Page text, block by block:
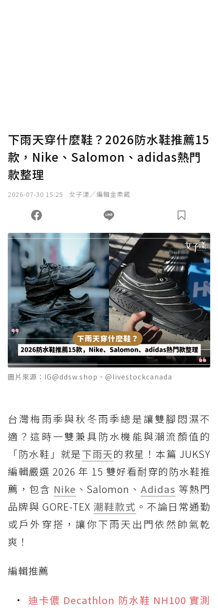
確認送出
您當前剩餘 U 利點數：0點；前往 購買點數
下雨天穿什麼鞋？2026防水鞋推薦15
款，Nike、Salomon、adidas熱門
款整理
2026-07-30 15:25 女子漾／編輯金柔葳
圖片來源：IG@ddsw.shop、@livestockcanada
台灣梅雨季與秋冬雨季總是讓雙腳悶濕不
適？這時一雙兼具防水機能與潮流顏值的
「防水鞋」就是下雨天的救星！本篇 JUKSY
編輯嚴選 2026 年 15 雙好看耐穿的防水鞋推
薦，包含 Nike 、Salomon、Adidas 等熱門
品牌與 GORE-TEX 潮鞋款式 。不論日常通勤
或戶外穿搭，讓你下雨天出門依然帥氣乾
爽！
編輯推薦
迪卡儂 Decathlon 防水鞋 NH100 實測